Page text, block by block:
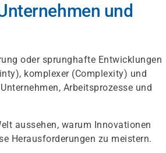
und
oder sprunghafte Entwicklungen
komplexer (Complexity) und
Arbeitsprozesse und
aussehen, warum Innovationen
Herausforderungen zu meistern.